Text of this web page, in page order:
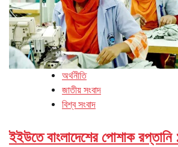
অর্থনীতি
জাতীয় সংবাদ
বিশ্ব সংবাদ
ইইউতে বাংলাদেশের পোশাক